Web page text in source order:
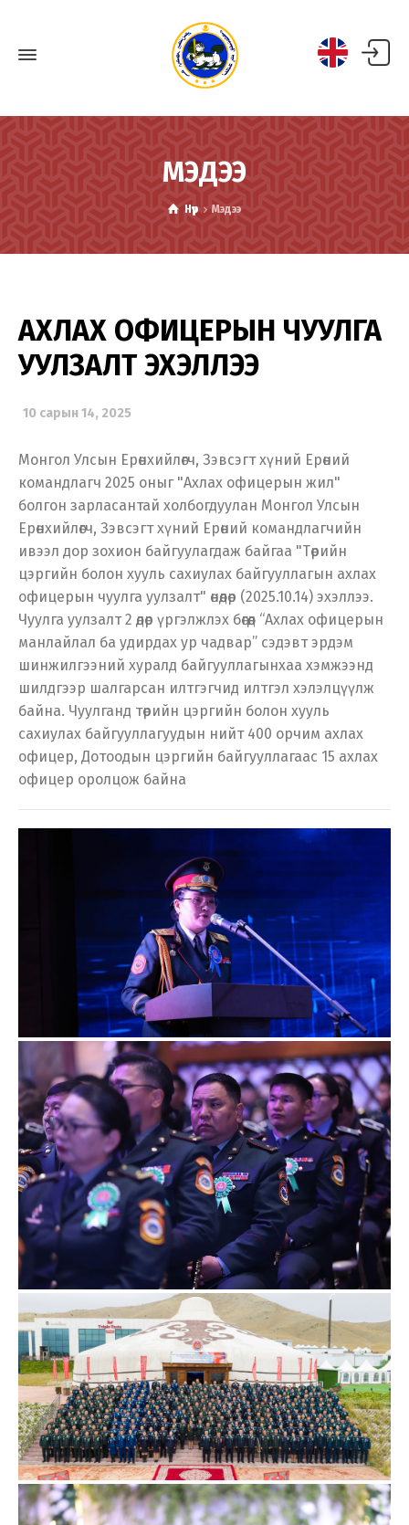
МЭДЭЭ
Нүүр Мэдээ
АХЛАХ ОФИЦЕРЫН ЧУУЛГА
УУЛЗАЛТ ЭХЭЛЛЭЭ
10 сарын 14, 2025
Монгол Улсын Ерөнхийлөгч, Зэвсэгт хүний Ерөний
командлагч 2025 оныг "Ахлах офицерын жил"
болгон зарласантай холбогдуулан Монгол Улсын
Ерөнхийлөгч, Зэвсэгт хүний Ерөний командлагчийн
ивээл дор зохион байгуулагдаж байгаа "Төрийн
цэргийн болон хууль сахиулах байгууллагын ахлах
офицерын чуулга уулзалт" өнөөдөр (2025.10.14) эхэллээ.
Чуулга уулзалт 2 өдөр үргэлжлэх бөгөөд “Ахлах офицерын
манлайлал ба удирдах ур чадвар” сэдэвт эрдэм
шинжилгээний хуралд байгууллагынхаа хэмжээнд
шилдгээр шалгарсан илтгэгчид илтгэл хэлэлцүүлж
байна. Чуулганд төрийн цэргийн болон хууль
сахиулах байгууллагуудын нийт 400 орчим ахлах
офицер, Дотоодын цэргийн байгууллагаас 15 ахлах
офицер оролцож байна